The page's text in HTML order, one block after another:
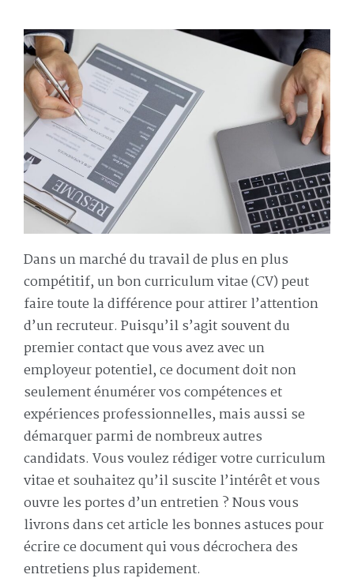
Dans un marché du travail de plus en plus
compétitif, un bon curriculum vitae (CV) peut
faire toute la différence pour attirer l’attention
d’un recruteur. Puisqu’il s’agit souvent du
premier contact que vous avez avec un
employeur potentiel, ce document doit non
seulement énumérer vos compétences et
expériences professionnelles, mais aussi se
démarquer parmi de nombreux autres
candidats. Vous voulez rédiger votre curriculum
vitae et souhaitez qu’il suscite l’intérêt et vous
ouvre les portes d’un entretien ? Nous vous
livrons dans cet article les bonnes astuces pour
écrire ce document qui vous décrochera des
entretiens plus rapidement.